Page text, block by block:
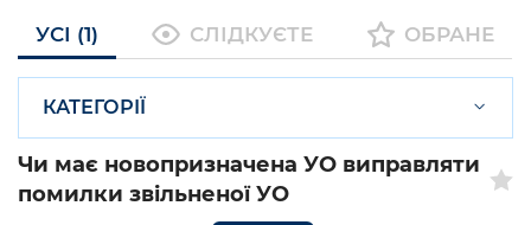
УСІ (1) СЛІДКУЄТЕ ОБРАНЕ
КАТЕГОРІЇ
Чи має новопризначена УО виправляти
помилки звільненої УО